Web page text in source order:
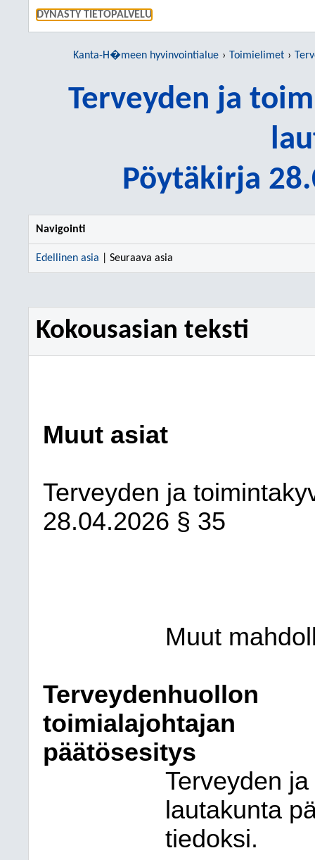
DYNASTY TIETOPALVELU
Kanta-H�meen hyvinvointialue Toimielimet
Terveyden ja
Pöytäkirja
Navigointi
Edellinen asia | Seuraava asia
Kokousasian teksti
Muut asiat
Terveyden ja
28.04.2026 § 35
Muut
Terveydenhuollon
toimialajohtajan
päätösesitys
Terveyden
lautakunta
tiedoksi.